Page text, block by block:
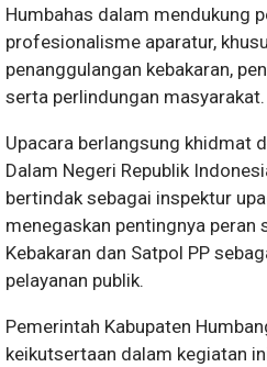
Humbahas dalam mendukung
profesionalisme aparatur,
penanggulangan kebakaran,
serta perlindungan masyarakat.
Upacara berlangsung khidmat
Dalam Negeri Republik
bertindak sebagai inspektur
menegaskan pentingnya peran
Kebakaran dan Satpol PP
pelayanan publik.
Pemerintah Kabupaten
keikutsertaan dalam kegiatan